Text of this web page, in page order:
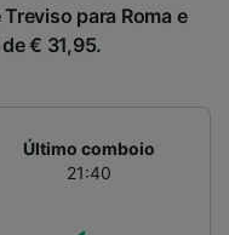
para Roma e
€ 31,95.
Último comboio
21:40